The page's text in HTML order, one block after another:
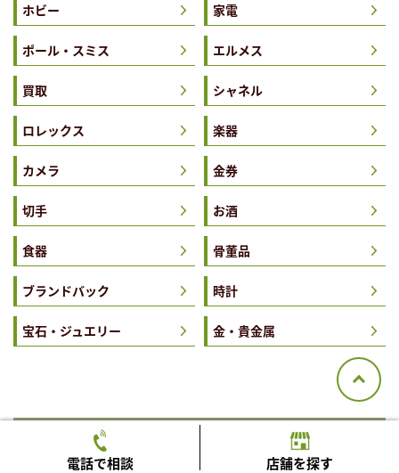
ホビー 家電
ポール・スミス エルメス
買取 シャネル
ロレックス 楽器
カメラ 金券
切手 お酒
食器 骨董品
ブランドバック 時計
宝石・ジュエリー 金・貴金属
電話で相談 店舗を探す